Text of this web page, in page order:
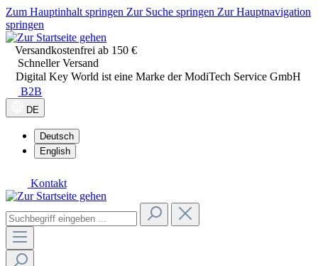
Zum Hauptinhalt springen Zur Suche springen Zur Hauptnavigation
springen
Versandkostenfrei ab 150 €
Schneller Versand
Digital Key World ist eine Marke der ModiTech Service GmbH
B2B
DE
Deutsch
English
Kontakt